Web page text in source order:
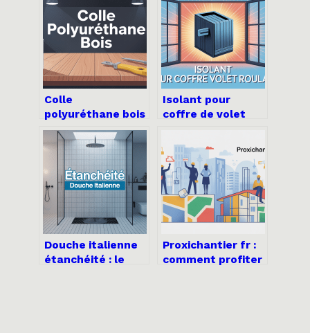
Colle
polyuréthane bois
: le guide complet
pour des collages
durables
Isolant pour
coffre de volet
efficaces pour
gagner en confort
Douche italienne
étanchéité : le
Proxichantier fr :
comment profiter